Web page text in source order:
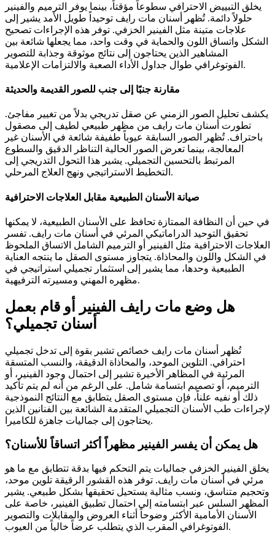
يخلق التبييض الاحترافي سطوعاً مؤقتاً، بينما يوفر الترميم والفينير
حلولاً دائمة. تُظهر أسنان مات رايف توحيداً طويل الأمد يشير إلى
علاجات متينة مثل الفينير الخزفي. توفر هذه الإجراءات تصحيح
الشكل واتساق اللون والحماية في وقت واحد، مما يجعلها شائعة بين
المشاهير الذين يحتاجون إلى نتائج موثوقة وجذابة للتصوير
الفوتوغرافي طوال جداول الأداء الصعبة والالتزامات الإعلامية.
مقارنة جنبًا إلى جنب للصور القديمة والحديثة
يكشف تحليل الصور الزمني عن صقل تدريجي بدلاً من تغيير مفاجئ.
تطورت أسنان مات رايف من مظهر طبيعي لطيف إلى مصقول
باحتراف. تُظهر الصور السابقة عيوباً طفيفة شائعة في الأسنان غير
المعالجة، بينما تعرض الصور الحالية التناظر الدقيق والسطوع
المرتبط بالتحسين التجميلي. يشير هذا التحول التدريجي إلى
التخطيط الاستراتيجي ونهج العلاج المرحلي.
صيانة الأسنان الطبيعية مقابل العلاجات الاحترافية
في حين أن النظافة الممتازة تحافظ على الأسنان الطبيعية، لا يمكنها
تحقيق التوحيد الدراماتيكي المرئي في أسنان مات رايف. تفسر
العلاجات الاحترافية مثل الفينير أو الترميم الشامل الاتساق الملحوظ
في الشكل واللون والمحاذاة. يتجاوز مستوى الصقل ما ينتجه العناية
الطبيعية وحدها، مما يشير إلى استثمار تجميلي استراتيجي في
مظهره المهني ومسيرته الترفيهية.
هل وضع مات رايف الفينير أو قام بعمل
أسنان تجميلي؟
تُظهر أسنان مات رايف خصائص تشير بقوة إلى تدخل تجميلي
احترافي. التلوين الموحد، والمحاذاة الدقيقة، والنسب المتسقة
المرئية في المظاهر الأخيرة تشير إلى احتمال وجود الفينير، أو
الترميم، أو تصميم ابتسامة شامل. على الرغم من أنه لم يتم تأكيد
ذلك أو نفيه علناً، فإن مستوى الصقل يتطابق مع النتائج النموذجية
لإجراءات طب الأسنان التجميلي المتقدمة الشائعة بين الفنانين الذين
يحتاجون إلى جماليات جاهزة للكاميرا.
هل يمكن أن يفسر الفينير مظهراً أكثر اتساقاً للأسنان؟
يخلق الفينير الخزفي جماليات يتم التحكم فيها بدقة تتطابق مع ما هو
مرئي في أسنان مات رايف. توفر هذه القشور الرقيقة تلوين موحد،
وتحجيم متناسق، ونسب مثالية يستحيل تحقيقها بشكل طبيعي. يشير
المظهر السلس عبر ابتسامته إلى احتمال تطبيق الفينير، خاصة على
الأسنان الأمامية الأكثر وضوحاً أثناء العروض والمقابلات والتصوير
الفوتوغرافي المقرب الذي يتطلب عرضاً خالياً من العيوب.